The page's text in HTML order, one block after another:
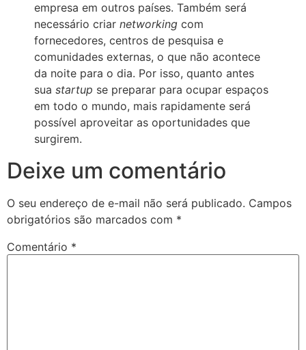
empresa em outros países. Também será
necessário criar networking com
fornecedores, centros de pesquisa e
comunidades externas, o que não acontece
da noite para o dia. Por isso, quanto antes
sua startup se preparar para ocupar espaços
em todo o mundo, mais rapidamente será
possível aproveitar as oportunidades que
surgirem.
Deixe um comentário
O seu endereço de e-mail não será publicado. Campos
obrigatórios são marcados com *
Comentário *